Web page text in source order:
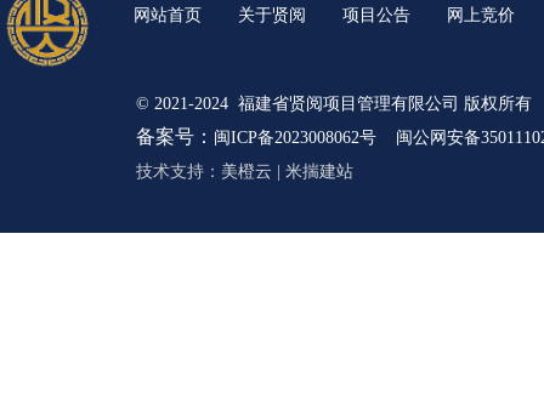
© 2021-2024 福建省贤阅项目管理有限公司 版权所有
备案号： 闽ICP备2023008062号
闽公网安备
技术支持： 美橙云 米揣建站
网站首页 关于贤阅 项目公告 网上竞价